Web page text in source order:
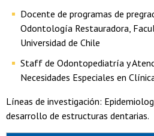
Docente de programas de
Odontología Restauradora,
Universidad de Chile
Staff de Odontopediatría y
Necesidades Especiales en
Líneas de investigación:
desarrollo de estructuras dentarias.